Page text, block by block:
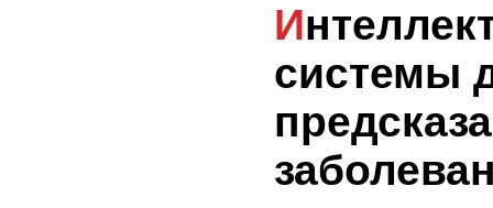
Интеллектуальные
системы